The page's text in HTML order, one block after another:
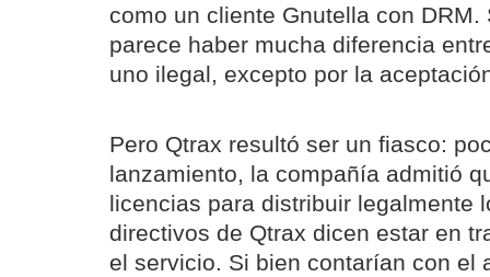
como un cliente Gnutella con DRM.
parece haber mucha diferencia
uno ilegal, excepto por la
Pero Qtrax resultó ser un fiasco:
lanzamiento, la compañía admitió
licencias para distribuir legalmente
directivos de Qtrax dicen estar en
el servicio. Si bien contarían con el